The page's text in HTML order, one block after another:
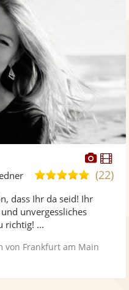
5,0
5
(22)
dass Ihr da seid! Ihr
unvergessliches
richtig! ...
von Frankfurt am Main